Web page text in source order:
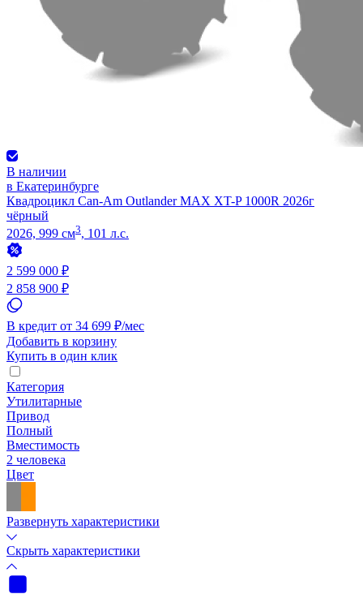
В наличии
в Екатеринбурге
Квадроцикл Can-Am Outlander MAX XT-P 1000R 2026г
чёрный
2026, 999 см3, 101 л.с.
2 599 000 ₽
2 858 900 ₽
В кредит от 34 699 ₽/мес
Добавить в корзину
Купить в один клик
Категория
Утилитарные
Привод
Полный
Вместимость
2 человека
Цвет
Развернуть характеристики
Скрыть характеристики